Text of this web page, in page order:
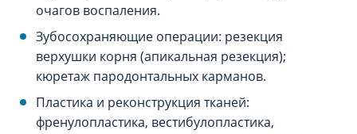
очагов воспаления.
Зубосохраняющие операции: резекция
верхушки корня (апикальная резекция);
кюретаж пародонтальных карманов.
Пластика и реконструкция тканей:
френулопластика, вестибулопластика,